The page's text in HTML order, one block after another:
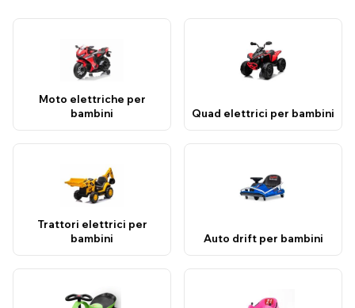
Moto elettriche per
bambini
Quad elettrici per bambini
Trattori elettrici per
bambini
Auto drift per bambini